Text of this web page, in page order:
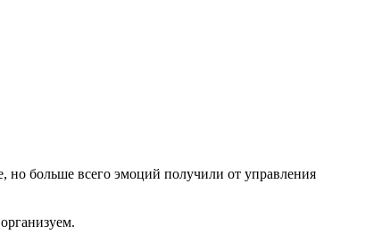
но больше всего эмоций получили от управления